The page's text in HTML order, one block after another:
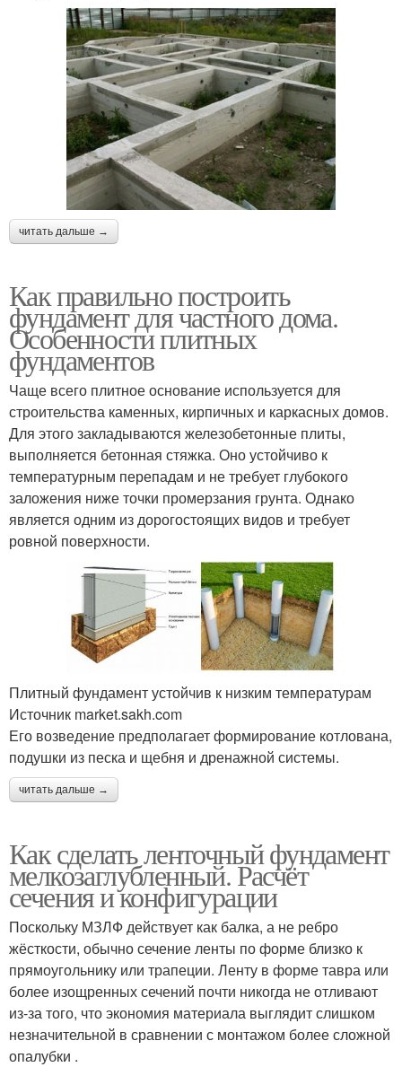
читать дальше →
Как правильно построить
фундамент для частного дома.
Особенности плитных
фундаментов
Чаще всего плитное основание используется для
строительства каменных, кирпичных и каркасных домов.
Для этого закладываются железобетонные плиты,
выполняется бетонная стяжка. Оно устойчиво к
температурным перепадам и не требует глубокого
заложения ниже точки промерзания грунта. Однако
является одним из дорогостоящих видов и требует
ровной поверхности.
Плитный фундамент устойчив к низким температурам
Источник market.sakh.com
Его возведение предполагает формирование котлована,
подушки из песка и щебня и дренажной системы.
читать дальше →
Как сделать ленточный фундамент
мелкозаглубленный. Расчёт
сечения и конфигурации
Поскольку МЗЛФ действует как балка, а не ребро
жёсткости, обычно сечение ленты по форме близко к
прямоугольнику или трапеции. Ленту в форме тавра или
более изощренных сечений почти никогда не отливают
из-за того, что экономия материала выглядит слишком
незначительной в сравнении с монтажом более сложной
опалубки .